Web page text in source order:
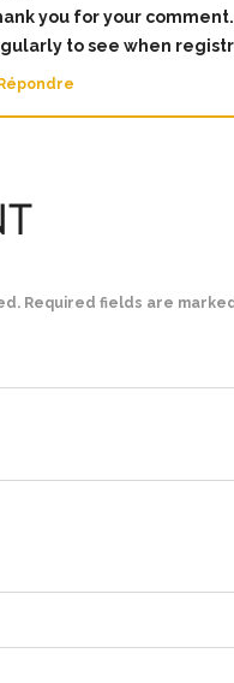
you for your
to see when
Required fields are